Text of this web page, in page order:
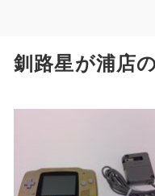
釧路星が浦店